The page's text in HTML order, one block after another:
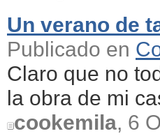
Un verano de
Publicado en
Claro que no
la obra de mi
cookemila, 6